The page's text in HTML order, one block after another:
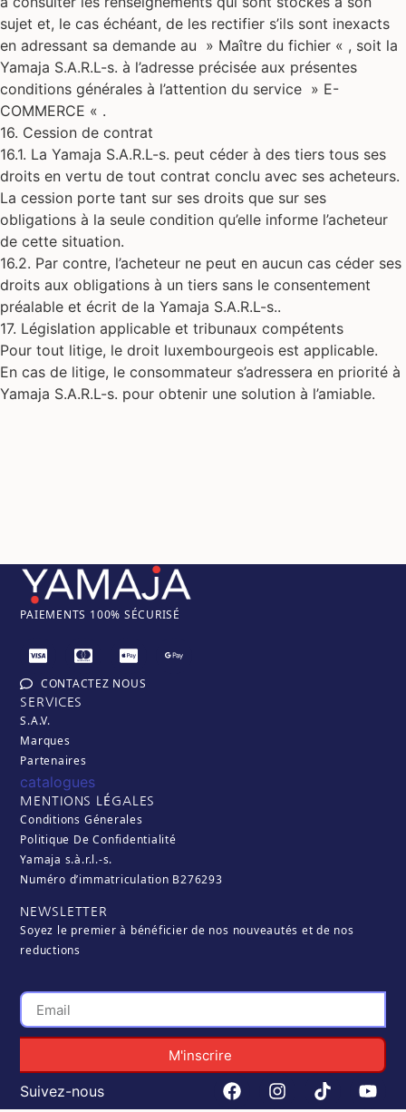
sujet et, le cas échéant, de les rectifier s’ils sont inexacts
en adressant sa demande au » Maître du fichier « , soit la
Yamaja S.A.R.L-s. à l’adresse précisée aux présentes
conditions générales à l’attention du service » E-
COMMERCE « .
16. Cession de contrat
16.1. La Yamaja S.A.R.L-s. peut céder à des tiers tous ses
droits en vertu de tout contrat conclu avec ses acheteurs.
La cession porte tant sur ses droits que sur ses
obligations à la seule condition qu’elle informe l’acheteur
de cette situation.
16.2. Par contre, l’acheteur ne peut en aucun cas céder ses
droits aux obligations à un tiers sans le consentement
préalable et écrit de la Yamaja S.A.R.L-s..
17. Législation applicable et tribunaux compétents
Pour tout litige, le droit luxembourgeois est applicable.
En cas de litige, le consommateur s’adressera en priorité à
Yamaja S.A.R.L-s. pour obtenir une solution à l’amiable.
PAIEMENTS 100% SÉCURISÉ
CONTACTEZ NOUS
SERVICES
S.A.V.
Marques
Partenaires
catalogues
MENTIONS LÉGALES
Conditions Génerales
Politique De Confidentialité
Yamaja s.à.r.l.-s.
Numéro d’immatriculation B276293
NEWSLETTER
Soyez le premier à bénéficier de nos nouveautés et de nos
reductions
M'inscrire
Suivez-nous